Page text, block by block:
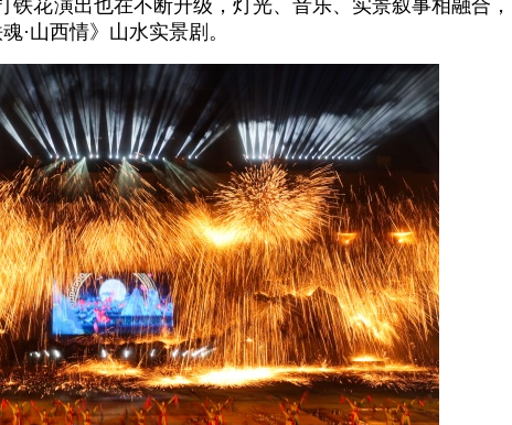
铁花演出也在不断升级，灯光、音乐、实景叙事相融合，
·山西情》山水实景剧。